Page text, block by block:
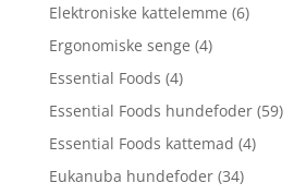
Elektroniske kattelemme (6)
Ergonomiske senge (4)
Essential Foods (4)
Essential Foods hundefoder (59)
Essential Foods kattemad (4)
Eukanuba hundefoder (34)